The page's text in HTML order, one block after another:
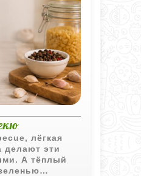
, лёгкая
делают эти
А тёплый